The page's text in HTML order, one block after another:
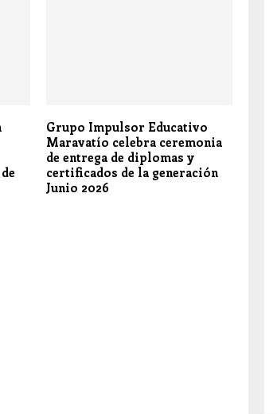
Grupo Impulsor Educativo
Maravatío celebra ceremonia
de entrega de diplomas y
certificados de la generación
Junio 2026